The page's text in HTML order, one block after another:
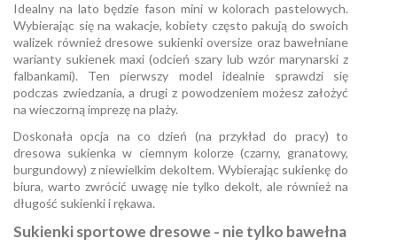
Idealny na lato będzie fason mini w kolorach pastelowych.
Wybierając się na wakacje, kobiety często pakują do swoich
walizek również dresowe sukienki oversize oraz bawełniane
warianty sukienek maxi (odcień szary lub wzór marynarski z
falbankami). Ten pierwszy model idealnie sprawdzi się
podczas zwiedzania, a drugi z powodzeniem możesz założyć
na wieczorną imprezę na plaży.
Doskonała opcja na co dzień (na przykład do pracy) to
dresowa sukienka w ciemnym kolorze (czarny, granatowy,
burgundowy) z niewielkim dekoltem. Wybierając sukienkę do
biura, warto zwrócić uwagę nie tylko dekolt, ale również na
długość sukienki i rękawa.
Sukienki sportowe dresowe - nie tylko bawełna